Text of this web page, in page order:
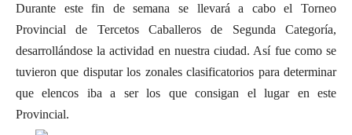
Durante este fin de semana se llevará a cabo el Torneo
Provincial de Tercetos Caballeros de Segunda Categoría,
desarrollándose la actividad en nuestra ciudad. Así fue como se
tuvieron que disputar los zonales clasificatorios para determinar
que elencos iba a ser los que consigan el lugar en este
Provincial.